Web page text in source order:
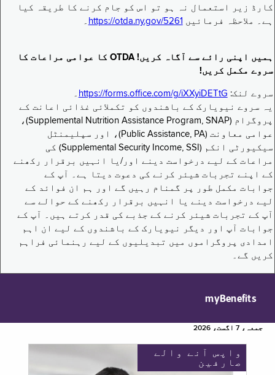
کارڈ زیر استعمال نہ ہو تو اس کو جام کرنے کا طریقہ کیا
ہے۔ ملاحظہ فرمائیں https://otda.ny.gov/5261 ۔
ہمیں اپنی رائے سے آگاہ کریں! OTDA کا عوامی مراعات کا
سروے مکمل کریں!
سروے لنک: https://forms.office.com/g/iXXyiDETtG ۔
یہ سروے نیویارک کے باشندوں کو تکملائی غذائی اعانت کے
پروگرام (Supplemental Nutrition Assistance Program, SNAP)،
عوامی معاونت (Public Assistance, PA)، اور سپلیمنٹل
سیکیورٹی انکم (Supplemental Security Income, SSI) کی
مراعات کے لیے درخواست دینے اور/یا انہیں برقرار رکھنے
کے اپنے تجربات شیئر کرنے کی دعوت دیتا ہے۔ آپ کے
جوابات مکمل طور پر گمنام رہیں گے اور ہم ان فوائد کے
لیے درخواست دینے یا انہیں برقرار رکھنے کے حوالے سے
آپ کے تجربات شیئر کرنے کے جذبے کی قدر کرتے ہیں۔ آپ کے
جوابات آپ اور دیگر نیویارک کے باشندوں کے لیے ان اہم
امدادی پروگراموں میں تبدیلیوں کے لیے رہنمائی فراہم
کریں گے۔
myBenefits
جمعہ، 7 اگست، 2026
واپس آنے والے
صارفین